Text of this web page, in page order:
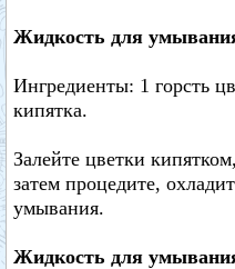
Жидкость для
Ингредиенты: 1 горсть
кипятка.
Залейте цветки
затем процедите,
умывания.
Жидкость для